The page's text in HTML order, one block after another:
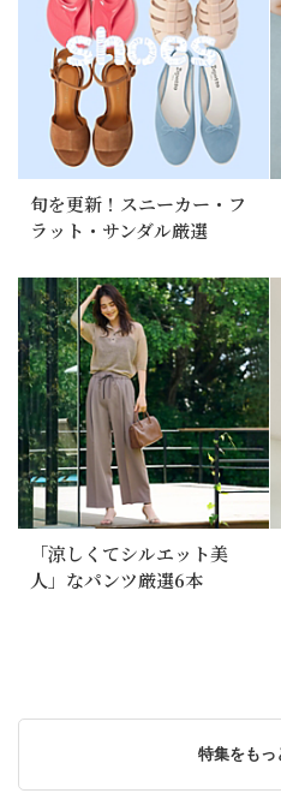
旬を更新！スニーカー・フ
ラット・サンダル厳選
「涼しくてシルエット美
人」なパンツ厳選6本
特集をもっ